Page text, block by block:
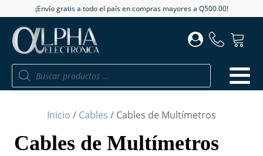
¡Envío gratis a todo el país en compras mayores a Q500.00!
Búsqueda
productos
Inicio / Cables / Cables de Multímetros
Cables de Multímetros